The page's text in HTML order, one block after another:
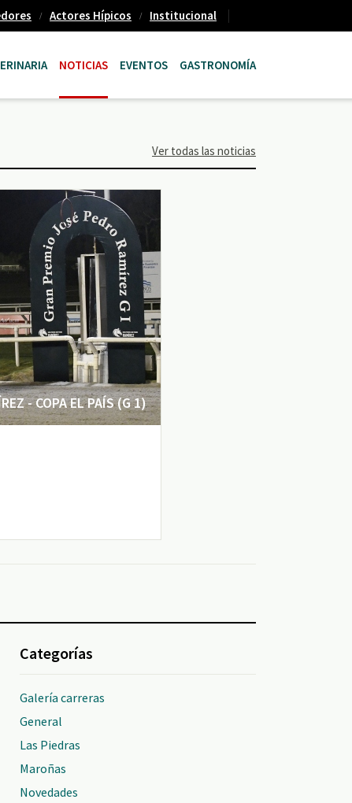
Actores Hípicos Institucional
NOTICIAS EVENTOS GASTRONOMÍA
Ver todas las noticias
- COPA EL PAÍS (G 1)
Categorías
Galería carreras
General
Las Piedras
Maroñas
Novedades